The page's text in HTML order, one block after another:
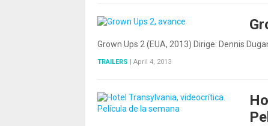
Grown Ups 2 (EUA, 2013) Dirige: Dennis
TRAILERS | April 4, 2013